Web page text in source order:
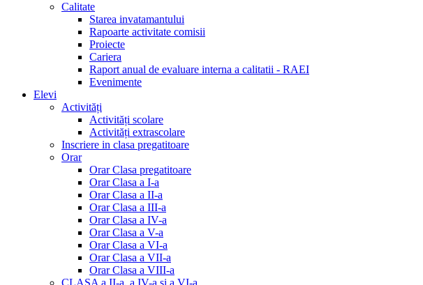
Calitate
Starea invatamantului
Rapoarte activitate comisii
Proiecte
Cariera
Raport anual de evaluare interna a calitatii - RAEI
Evenimente
Elevi
Activități
Activități scolare
Activități extrascolare
Inscriere in clasa pregatitoare
Orar
Orar Clasa pregatitoare
Orar Clasa a I-a
Orar Clasa a II-a
Orar Clasa a III-a
Orar Clasa a IV-a
Orar Clasa a V-a
Orar Clasa a VI-a
Orar Clasa a VII-a
Orar Clasa a VIII-a
CLASA a II-a, a IV-a si a VI-a